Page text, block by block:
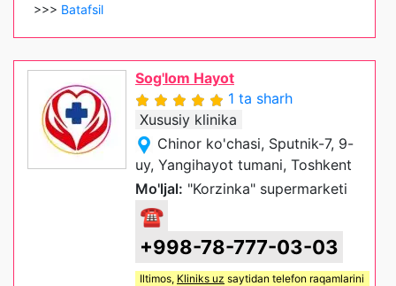
>>> Batafsil
Sog'lom Hayot
1 ta sharh
Xususiy klinika
Chinor ko'chasi, Sputnik-7, 9-
uy, Yangihayot tumani, Toshkent
Mo'ljal: "Korzinka" supermarketi
☎
+998-78-777-03-03
Iltimos, Kliniks uz saytidan telefon raqamlarini